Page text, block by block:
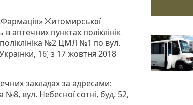
Житомирської
аптечних пунктах поліклінік
№2 ЦМЛ №1 по вул.
16) з 17 жовтня 2018
закладах за адресами:
вул. Небесної сотні, буд. 52,